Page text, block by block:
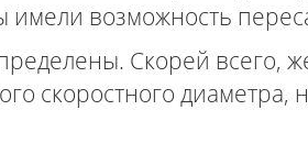
имели возможность
Скорей всего,
скоростного диаметра,